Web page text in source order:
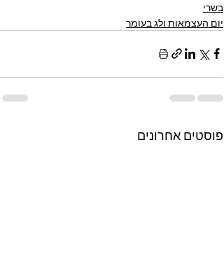
בשרי
יום העצמאות ולג בעומר
פוסטים אחרונים